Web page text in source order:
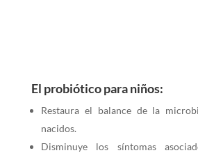
El probiótico para niños:
Restaura el balance de la
nacidos.
Disminuye los síntomas